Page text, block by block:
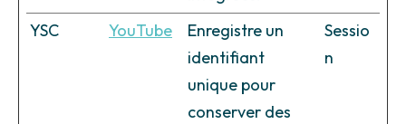
YSC YouTube
Enregistre un
identifiant
unique pour
conserver des
Sessio
n